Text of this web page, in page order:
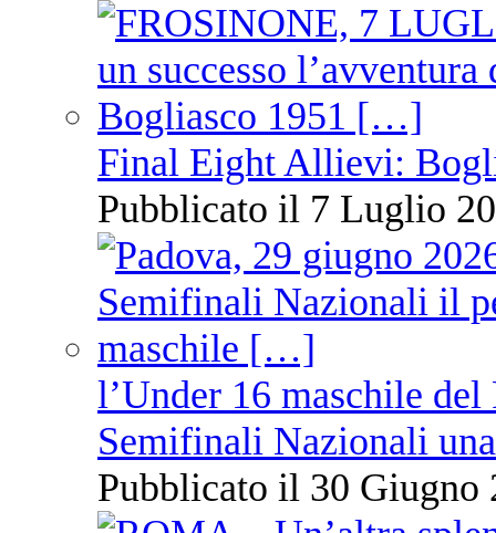
Final Eight Allievi:
Pubblicato il 7 Luglio
l’Under 16 maschile
Semifinali Nazionali
Pubblicato il 30 Giugno